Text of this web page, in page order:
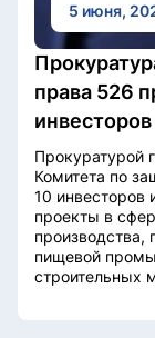
5 июня,
права 526
инвесторов
Прокуратурой
Комитета по
10 инвесторов
проекты в
производства,
пищевой
строительных